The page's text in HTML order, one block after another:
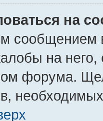
на
сообщением
на
форума.